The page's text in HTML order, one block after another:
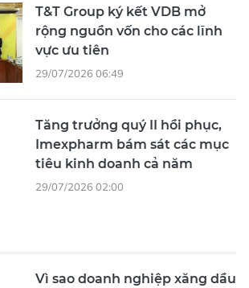
T&T Group ký kết VDB mở
rộng nguồn vốn cho các lĩnh
vực ưu tiên
29/07/2026 06:49
Tăng trưởng quý II hồi phục,
Imexpharm bám sát các mục
tiêu kinh doanh cả năm
29/07/2026 02:00
'càng bán càng lỗ'?
29/07/2026 00:26